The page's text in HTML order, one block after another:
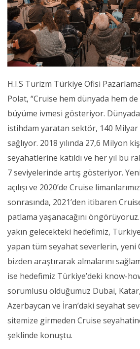
H.I.S Turizm Türkiye Ofisi
Polat, “Cruise hem dünyada hem de
büyüme ivmesi gösteriyor.
istihdam yaratan sektör, 140 Milyar
sağlıyor. 2018 yılında 27,6 Milyon
seyahatlerine katıldı ve her yıl bu
7 seviyelerinde artış gösteriyor.
açılışı ve 2020’de Cruise
sonrasında, 2021’den itibaren
patlama yaşanacağını
yakın gelecekteki hedefimiz,
yapan tüm seyahat severlerin, yeni
bizden araştırarak almalarını
ise hedefimiz Türkiye’deki know-
sorumlusu olduğumuz Dubai,
Azerbaycan ve İran’daki seyahat
sitemize girmeden Cruise seyahatine
şeklinde konuştu.